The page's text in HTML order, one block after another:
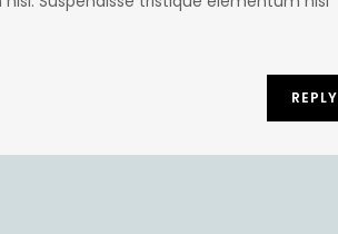
REPLY